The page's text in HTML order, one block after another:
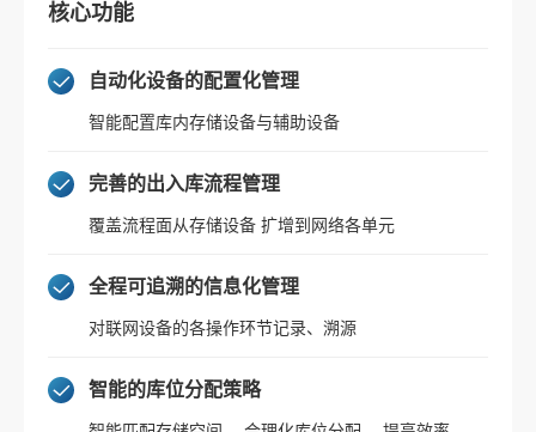
核心功能
自动化设备的配置化管理
智能配置库内存储设备与辅助设备
完善的出入库流程管理
覆盖流程面从存储设备 扩增到网络各单元
全程可追溯的信息化管理
对联网设备的各操作环节记录、溯源
智能的库位分配策略